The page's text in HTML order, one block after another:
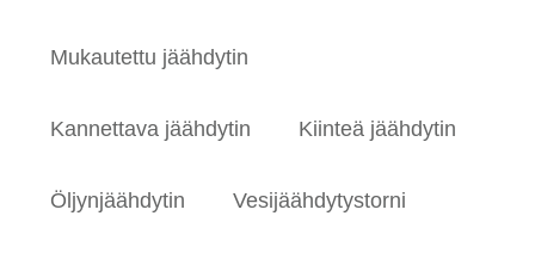
Mukautettu jäähdytin
Kannettava jäähdytin Kiinteä jäähdytin
Öljynjäähdytin Vesijäähdytystorni